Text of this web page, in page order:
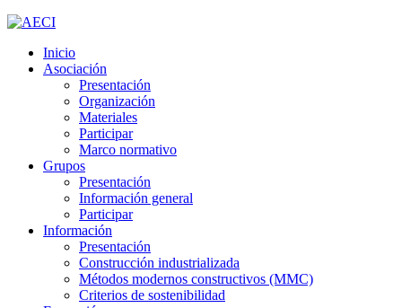
Inicio
Asociación
Presentación
Organización
Materiales
Participar
Marco normativo
Grupos
Presentación
Información general
Participar
Información
Presentación
Construcción industrializada
Métodos modernos constructivos (MMC)
Criterios de sostenibilidad